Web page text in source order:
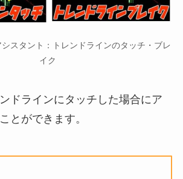
スタント：トレンドラインのタッチ・ブレ
イク
ドラインにタッチした場合にア
とができます。